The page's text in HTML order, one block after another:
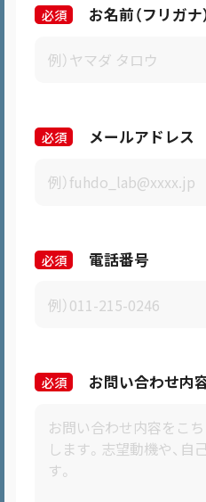
お名前（フリガナ
メールアドレス
電話番号
お問い合わせ内